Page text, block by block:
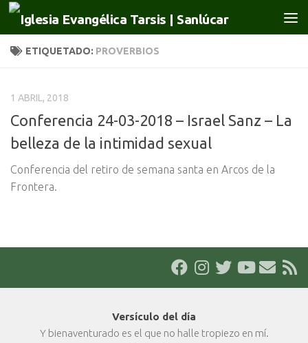
Saltar al contenido
ETIQUETADO: PROVERBIOS
1 ABRIL, 2018
Conferencia 24-03-2018 – Israel Sanz – La
belleza de la intimidad sexual
Conferencia del retiro de semana santa en Arcos de la
Frontera.
Versículo del día
Y bienaventurado es el que no halle tropiezo en mí.